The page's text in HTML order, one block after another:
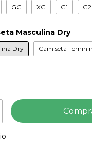
GG XG G1 G2
Masculina Dry
Dry Camiseta